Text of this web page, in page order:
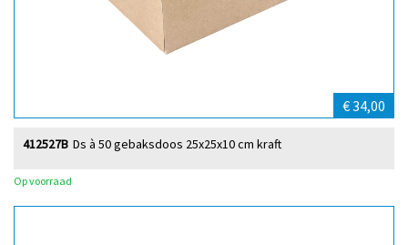
€ 34,00
Ds à 50 gebaksdoos 25x25x10 cm kraft
412527B
Op voorraad